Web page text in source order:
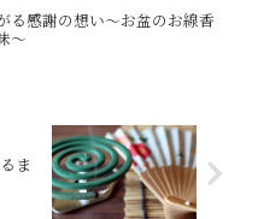
る感謝の想い〜お盆のお線香
〜
ま